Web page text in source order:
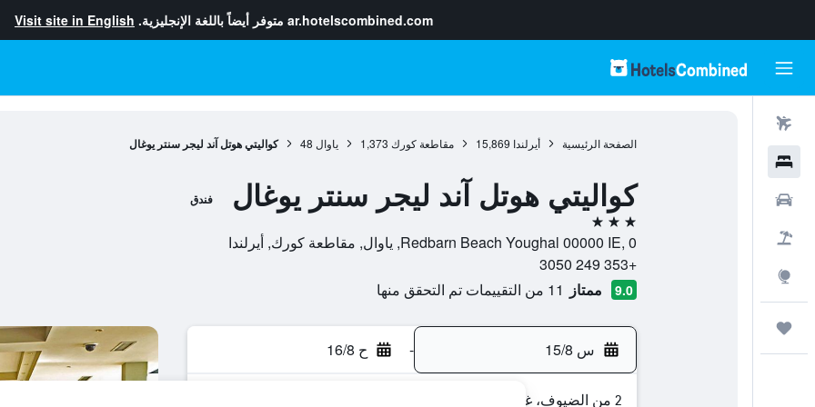
ar.hotelscombined.com متوفر أيضاً باللغة الإنجليزية. Visit site in English
الصفحة الرئيسية أيرلندا 15,869 مقاطعة كورك 1,373 ياوال 48 كواليتي هوتل آند ليجر سنتر يوغال
كواليتي هوتل آند ليجر سنتر يوغال فندق
3 نجوم
Redbarn Beach Youghal 00000 IE, 0, ياوال, مقاطعة كورك, أيرلندا
+353 249 3050
9.0 ممتاز 11 من التقييمات تم التحقق منها
س 15/8 - ح 16/8
2 من الضيوف، غرفة واحدة